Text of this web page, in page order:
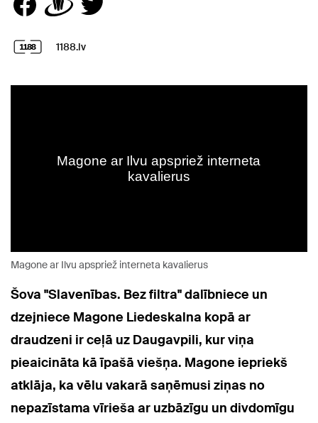
1188.lv
Magone ar Ilvu apspriež interneta kavalierus
Šova "Slavenības. Bez filtra" dalībniece un
dzejniece Magone Liedeskalna kopā ar
draudzeni ir ceļā uz Daugavpili, kur viņa
pieaicināta kā īpašā viešņa. Magone iepriekš
atklāja, ka vēlu vakarā saņēmusi ziņas no
nepazīstama vīrieša ar uzbāzīgu un divdomīgu